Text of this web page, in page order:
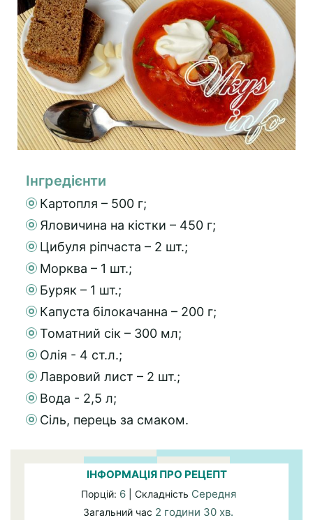
Інгредієнти
Картопля – 500 г;
Яловичина на кістки – 450 г;
Цибуля ріпчаста – 2 шт.;
Морква – 1 шт.;
Буряк – 1 шт.;
Капуста білокачанна – 200 г;
Томатний сік – 300 мл;
Олія - 4 ст.л.;
Лавровий лист – 2 шт.;
Вода - 2,5 л;
Сіль, перець за смаком.
ІНФОРМАЦІЯ ПРО РЕЦЕПТ
Порцій: 6| Складність Середня
Загальний час 2 години 30 хв.